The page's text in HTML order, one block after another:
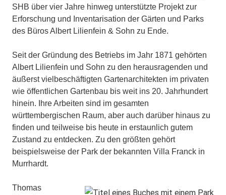
SHB über vier Jahre hinweg unterstützte Projekt zur
Erforschung und Inventarisation der Gärten und Parks
des Büros Albert Lilienfein & Sohn zu Ende.
Seit der Gründung des Betriebs im Jahr 1871 gehörten
Albert Lilienfein und Sohn zu den herausragenden und
äußerst vielbeschäftigten Gartenarchitekten im privaten
wie öffentlichen Gartenbau bis weit ins 20. Jahrhundert
hinein. Ihre Arbeiten sind im gesamten
württembergischen Raum, aber auch darüber hinaus zu
finden und teilweise bis heute in erstaunlich gutem
Zustand zu entdecken. Zu den größten gehört
beispielsweise der Park der bekannten Villa Franck in
Murrhardt.
Thomas